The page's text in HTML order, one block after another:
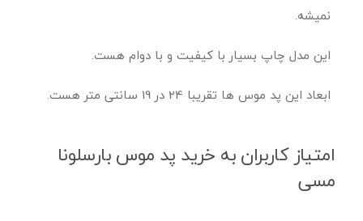
نمیشه.
این مدل چاپ بسیار با کیفیت و با دوام هست.
ابعاد این پد موس ها تقریبا 24 در 19 سانتی متر هست.
امتیاز کاربران به خرید پد موس بارسلونا
مسی